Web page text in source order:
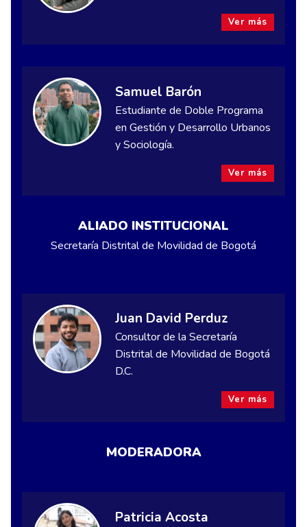
Ver más
Samuel Barón
Estudiante de Doble Programa
en Gestión y Desarrollo Urbanos
y Sociología.
Ver más
ALIADO INSTITUCIONAL
Secretaría Distrital de Movilidad de Bogotá
Juan David Perduz
Consultor de la Secretaría
Distrital de Movilidad de Bogotá
D.C.
Ver más
MODERADORA
Patricia Acosta